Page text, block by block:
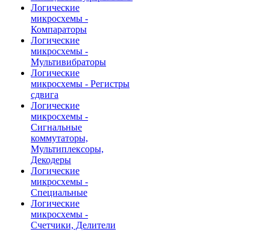
Логические
микросхемы -
Компараторы
Логические
микросхемы -
Мультивибраторы
Логические
микросхемы - Регистры
сдвига
Логические
микросхемы -
Сигнальные
коммутаторы,
Мультиплексоры,
Декодеры
Логические
микросхемы -
Специальные
Логические
микросхемы -
Счетчики, Делители